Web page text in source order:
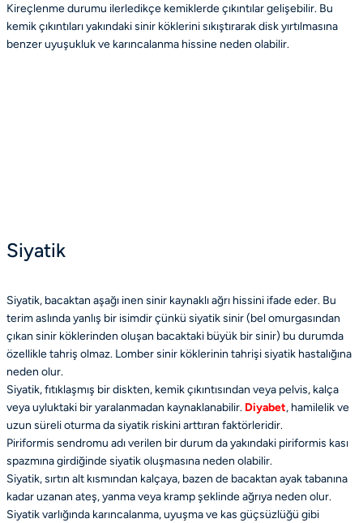
Kireçlenme durumu ilerledikçe kemiklerde çıkıntılar gelişebilir. Bu
kemik çıkıntıları yakındaki sinir köklerini sıkıştırarak disk yırtılmasına
benzer uyuşukluk ve karıncalanma hissine neden olabilir.
Siyatik
Siyatik, bacaktan aşağı inen sinir kaynaklı ağrı hissini ifade eder. Bu
terim aslında yanlış bir isimdir çünkü siyatik sinir (bel omurgasından
çıkan sinir köklerinden oluşan bacaktaki büyük bir sinir) bu durumda
özellikle tahriş olmaz. Lomber sinir köklerinin tahrişi siyatik hastalığına
neden olur.
Siyatik, fıtıklaşmış bir diskten, kemik çıkıntısından veya pelvis, kalça
veya uyluktaki bir yaralanmadan kaynaklanabilir. Diyabet, hamilelik ve
uzun süreli oturma da siyatik riskini arttıran faktörleridir.
Piriformis sendromu adı verilen bir durum da yakındaki piriformis kası
spazmına girdiğinde siyatik oluşmasına neden olabilir.
Siyatik, sırtın alt kısmından kalçaya, bazen de bacaktan ayak tabanına
kadar uzanan ateş, yanma veya kramp şeklinde ağrıya neden olur.
Siyatik varlığında karıncalanma, uyuşma ve kas güçsüzlüğü gibi